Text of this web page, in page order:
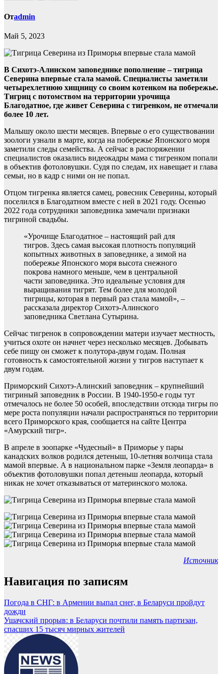
Отadmin
Май 5, 2023
В Сихотэ-Алинском заповеднике пополнение – тигрица
Северина впервые стала мамой. Специалисты заметили
четырехлетнюю хищницу со своим котенком на побережье.
Тигриц с потомством на территории урочища
Благодатное, где живет Северина с тигренком, не отмечали
более 10 лет.
Малышу около шести месяцев. Впервые о его существовании
зоологи узнали в марте, когда на побережье Японского моря
заметили следы семейства. А сейчас в распоряжении
специалистов оказались видеокадры мама с тигренком попали
в объектив фотоловушки. Судя по следам, их навещает и глава
семьи, но в кадр с ними он не попал.
Отцом тигренка является самец, ровесник Северины, который
поселился в Благодатном вместе с ней в 2021 году. Осенью
2022 года сотрудники заповедника замечали признаки
тигриной свадьбы.
«Урочище Благодатное – настоящий рай для
тигров. Здесь самая высокая плотность популяций
копытных животных в заповеднике, а зимой на
побережье Японского моря высота снежного
покрова намного меньше, чем в центральной
части заповедника. Это идеальные условия для
выращивания тигрят. Тем более для молодой
тигрицы, которая в первый раз стала мамой», –
рассказала директор Сихотэ-Алинского
заповедника Светлана Сутырина.
Сейчас тигренок в сопровождении матери изучает местность,
учиться охоте он начнет через несколько месяцев. Добывать
себе пищу он сможет к полутора-двум годам. Полная
готовность к самостоятельной жизни у тигров наступает к
двум годам.
Приморский Сихотэ-Алинский заповедник – крупнейший
тигриный заповедник в России. В 1940-1950-е годы тут
отмечалось не более 50 особей, впоследствии отсюда тигры по
мере роста популяции начали распространяться по территории
всего Приморского края, сообщается на сайте Центра
«Амурский тигр».
В апреле в зоопарке «Чудесный» в Приморье у пары
канадских волков родился детеныш, 10-летняя волчица стала
мамой впервые. А в национальном парке «Земля леопарда» в
объектив фотоловушки попал детеныш леопарда, который
никак не хочет отказываться от материнского молока.
Источник
Навигация по записям
Погода в СНГ: в Армении выпал снег, в Беларуси пройдут
дожди
Ушачский прорыв: в Беларуси почтили память партизан,
спасших 15 тысяч мирных жителей